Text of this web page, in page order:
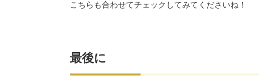
こちらも合わせてチェックしてみてくださいね！
最後に